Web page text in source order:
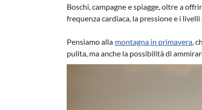
Boschi, campagne e spiagge, oltre a
frequenza cardiaca, la pressione e i
Pensiamo alla montagna in primavera,
pulita, ma anche la possibilità di